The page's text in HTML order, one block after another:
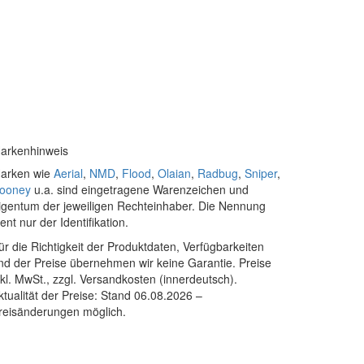
wieAerial, NMD, Flood,Olaian, Radbug,Sniper,
u.a. sind eingetragene Warenzeichen und
der jeweiligen Rechteinhaber. Die Nennung
nur der Identifikation.
die Richtigkeit der Produktdaten, Verfügbarkeiten
der Preise übernehmen wir keine Garantie. Preise
MwSt., zzgl. Versandkosten (innerdeutsch).
der Preise: Stand 06.08.2026 –
möglich.